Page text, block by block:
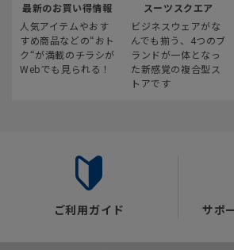
最新のお買い得情報
人気アイテムやおす
すめ商品などの“おト
ク“が満載のチラシが
Webでも見られる！
スーツスクエア
ビジネスウェアがな
んでも揃う、4つのブ
ランドが一体となっ
た新感覚の複合型ス
トアです
ご利用ガイド サポ